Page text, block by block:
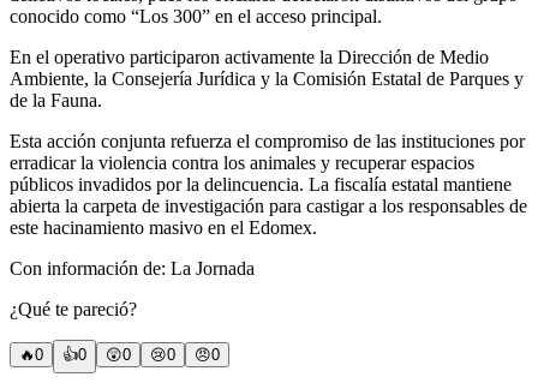
conocido como “Los 300” en el acceso principal.
En el operativo participaron activamente la Dirección de Medio
Ambiente, la Consejería Jurídica y la Comisión Estatal de Parques y
de la Fauna.
Esta acción conjunta refuerza el compromiso de las instituciones por
erradicar la violencia contra los animales y recuperar espacios
públicos invadidos por la delincuencia. La fiscalía estatal mantiene
abierta la carpeta de investigación para castigar a los responsables de
este hacinamiento masivo en el Edomex.
Con información de: La Jornada
¿Qué te pareció?
🔥0 👍0 😲0 😢0 😠0